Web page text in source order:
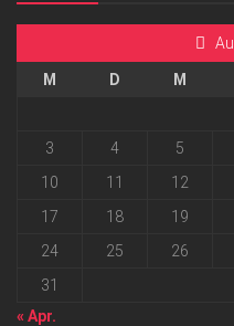
M D M
3
4 5
10
11 12
17
18 19
24
25 26
31
« Apr.